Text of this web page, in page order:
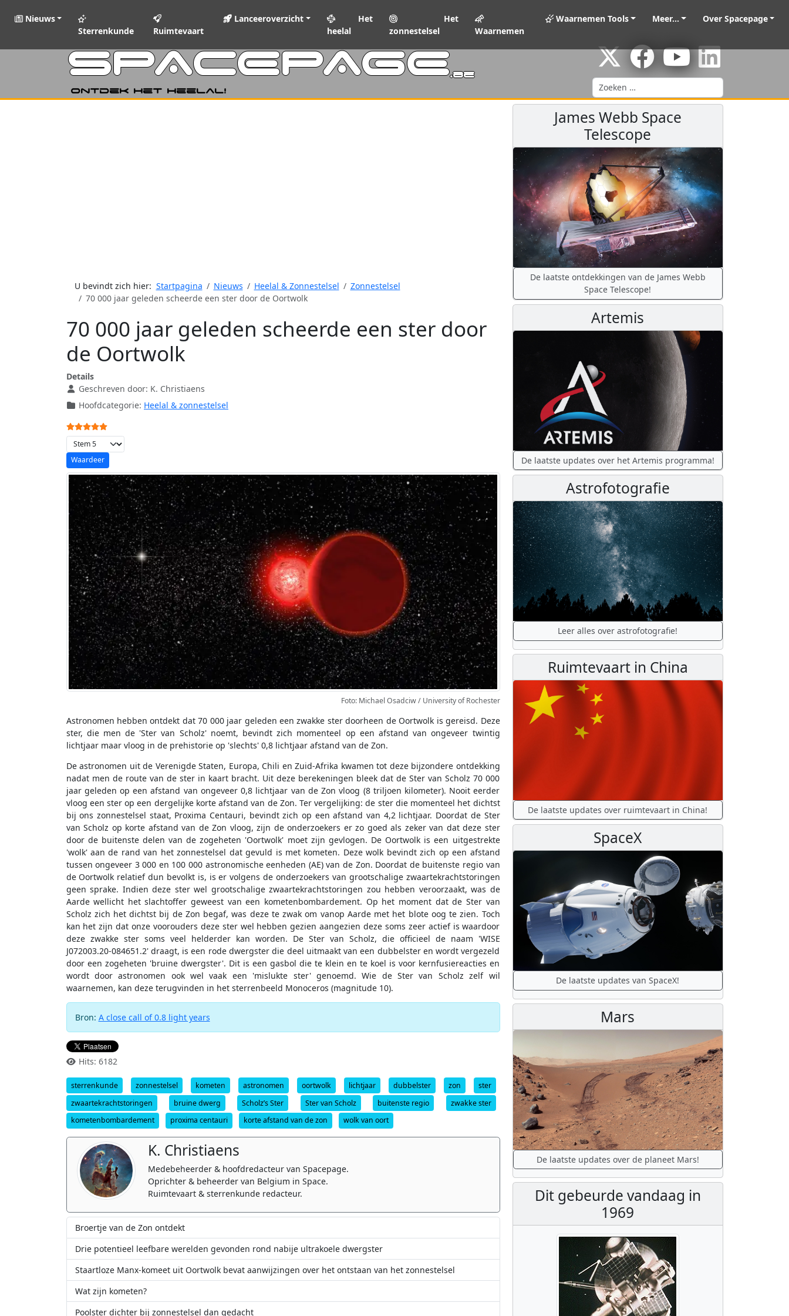
Nieuws
Sterrenkunde
Ruimtevaart
Lanceeroverzicht
Het
heelal
Het
zonnestelsel
Waarnemen
Waarnemen Tools Meer... Over Spacepage
SPACEPAGE.be
Ontdek het heelal!
Zoeken
U bevindt zich hier: Startpagina Nieuws Heelal & Zonnestelsel
Zonnestelsel
70 000 jaar geleden scheerde een ster door de Oortwolk
70 000 jaar geleden scheerde een ster door
de Oortwolk
Details
Geschreven door: K. Christiaens
Hoofdcategorie: Heelal & zonnestelsel
Gebruikerswaardering:
Voeg waardering toe
Foto: Michael Osadciw / University of Rochester
Astronomen hebben ontdekt dat 70 000 jaar geleden een zwakke ster doorheen de Oortwolk is gereisd. Deze
ster, die men de 'Ster van Scholz' noemt, bevindt zich momenteel op een afstand van ongeveer twintig
lichtjaar maar vloog in de prehistorie op 'slechts' 0,8 lichtjaar afstand van de Zon.
De astronomen uit de Verenigde Staten, Europa, Chili en Zuid-Afrika kwamen tot deze bijzondere ontdekking
nadat men de route van de ster in kaart bracht. Uit deze berekeningen bleek dat de Ster van Scholz 70 000
jaar geleden op een afstand van ongeveer 0,8 lichtjaar van de Zon vloog (8 triljoen kilometer). Nooit eerder
vloog een ster op een dergelijke korte afstand van de Zon. Ter vergelijking: de ster die momenteel het dichtst
bij ons zonnestelsel staat, Proxima Centauri, bevindt zich op een afstand van 4,2 lichtjaar. Doordat de Ster
van Scholz op korte afstand van de Zon vloog, zijn de onderzoekers er zo goed als zeker van dat deze ster
door de buitenste delen van de zogeheten 'Oortwolk' moet zijn gevlogen. De Oortwolk is een uitgestrekte
'wolk' aan de rand van het zonnestelsel dat gevuld is met kometen. Deze wolk bevindt zich op een afstand
tussen ongeveer 3 000 en 100 000 astronomische eenheden (AE) van de Zon. Doordat de buitenste regio van
de Oortwolk relatief dun bevolkt is, is er volgens de onderzoekers van grootschalige zwaartekrachtstoringen
geen sprake. Indien deze ster wel grootschalige zwaartekrachtstoringen zou hebben veroorzaakt, was de
Aarde wellicht het slachtoffer geweest van een kometenbombardement. Op het moment dat de Ster van
Scholz zich het dichtst bij de Zon begaf, was deze te zwak om vanop Aarde met het blote oog te zien. Toch
kan het zijn dat onze voorouders deze ster wel hebben gezien aangezien deze soms zeer actief is waardoor
deze zwakke ster soms veel helderder kan worden. De Ster van Scholz, die officieel de naam 'WISE
J072003.20-084651.2' draagt, is een rode dwergster die deel uitmaakt van een dubbelster en wordt vergezeld
door een zogeheten 'bruine dwergster'. Dit is een gasbol die te klein en te koel is voor kernfusiereacties en
wordt door astronomen ook wel vaak een 'mislukte ster' genoemd. Wie de Ster van Scholz zelf wil
waarnemen, kan deze terugvinden in het sterrenbeeld Monoceros (magnitude 10).
Bron: A close call of 0.8 light years
Hits: 6182
sterrenkunde zonnestelsel kometen astronomen oortwolk lichtjaar dubbelster zon
ster
zwaartekrachtstoringen
bruine dwerg Scholz’s Ster Ster van Scholz buitenste regio
zwakke ster
kometenbombardement
proxima centauri korte afstand van de zon wolk van oort
K. Christiaens
Medebeheerder & hoofdredacteur van Spacepage.
Oprichter & beheerder van Belgium in Space.
Ruimtevaart & sterrenkunde redacteur.
Broertje van de Zon ontdekt
Drie potentieel leefbare werelden gevonden rond nabije ultrakoele dwergster
Staartloze Manx-komeet uit Oortwolk bevat aanwijzingen over het ontstaan van het zonnestelsel
Wat zijn kometen?
Poolster dichter bij zonnestelsel dan gedacht
James Webb Space
Telescope
De laatste ontdekkingen van de James Webb
Space Telescope!
Artemis
De laatste updates over het Artemis programma!
Astrofotografie
Leer alles over astrofotografie!
Ruimtevaart in China
De laatste updates over ruimtevaart in China!
SpaceX
De laatste updates van SpaceX!
Mars
De laatste updates over de planeet Mars!
Dit gebeurde vandaag in
1969